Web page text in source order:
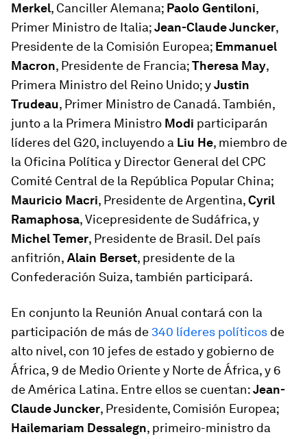
Merkel, Canciller Alemana; Paolo Gentiloni,
Primer Ministro de Italia;Jean-Claude Juncker,
Presidente de la Comisión Europea; Emmanuel
Macron, Presidente de Francia;Theresa May,
Primera Ministro del Reino Unido; yJustin
Trudeau, Primer Ministro de Canadá. También,
junto a la Primera Ministro Modi participarán
líderes del G20, incluyendo a Liu He, miembro de
la Oficina Política y Director General del CPC
Comité Central de la República Popular China;
Mauricio Macri, Presidente de Argentina,Cyril
Ramaphosa, Vicepresidente de Sudáfrica, y
Michel Temer, Presidente de Brasil. Del país
anfitrión, Alain Berset, presidente de la
Confederación Suiza, también participará.
En conjunto la Reunión Anual contará con la
participación de más de 340 líderes políticos de
alto nivel, con 10 jefes de estado y gobierno de
África, 9 de Medio Oriente y Norte de África, y 6
de América Latina. Entre ellos se cuentan:Jean-
Claude Juncker, Presidente, Comisión Europea;
Hailemariam Dessalegn, primeiro-ministro da